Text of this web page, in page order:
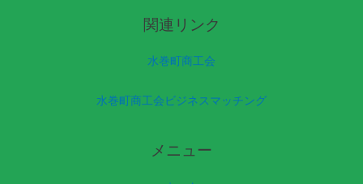
関連リンク
水巻町商工会
水巻町商工会ビジネスマッチング
メニュー